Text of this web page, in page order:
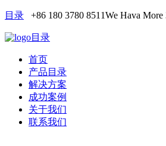
目录 +86 180 3780 8511We Hava More
目录
首页
产品目录
解决方案
成功案例
关于我们
联系我们